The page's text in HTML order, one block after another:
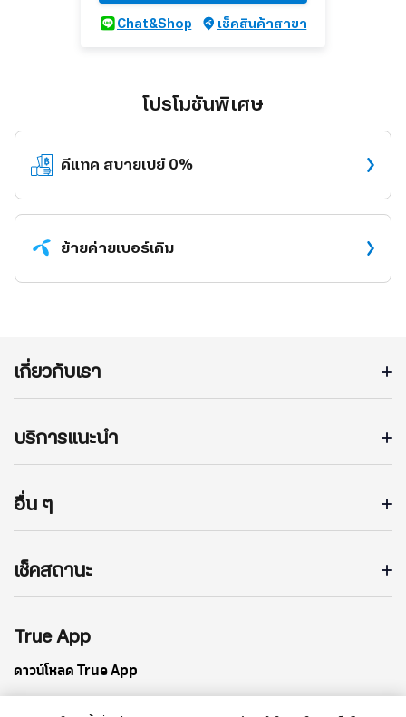
Chat&Shop เช็คสินค้าสาขา
โปรโมชันพิเศษ
ดีแทค สบายเปย์ 0%
ย้ายค่ายเบอร์เดิม
เกี่ยวกับเรา
บริการแนะนำ
อื่น ๆ
เช็คสถานะ
True App
ดาวน์โหลด True App